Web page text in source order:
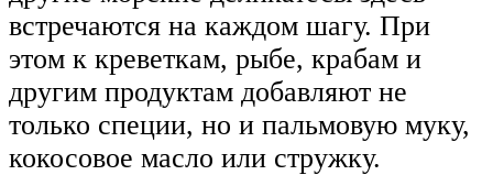
встречаются на каждом шагу. При
этом к креветкам, рыбе, крабам и
другим продуктам добавляют не
только специи, но и пальмовую муку,
кокосовое масло или стружку.